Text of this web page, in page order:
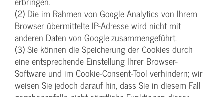
(2) Die im Rahmen von Google Analytics von Ihrem
Browser übermittelte IP-Adresse wird nicht mit
anderen Daten von Google zusammengeführt.
(3) Sie können die Speicherung der Cookies durch
eine entsprechende Einstellung Ihrer Browser-
Software und im Cookie-Consent-Tool verhindern; wir
weisen Sie jedoch darauf hin, dass Sie in diesem Fall